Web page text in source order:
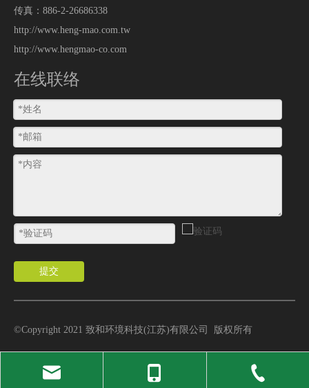
传真：886-2-26686338
http://www.heng-mao.com.tw
http://www.hengmao-co.com
在线联络
提交
©Copyright 2021 致和环境科技(江苏)有限公司 版权所有